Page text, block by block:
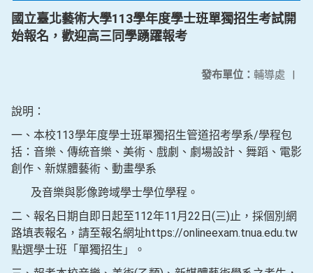
國立臺北藝術大學113學年度學士班單獨招生考試開
始報名，歡迎高三同學踴躍報考
發布單位： 輔導處 |
說明：
一、本校113學年度學士班單獨招生管道招考學系/學程包
括：音樂、傳統音樂、美術、戲劇、劇場設計、舞蹈、電影
創作、新媒體藝術、動畫學系
及音樂與影像跨域學士學位學程。
二、報名日期自即日起至112年11月22日(三)止，採個別網
路填表報名，請至報名網址https://onlineexam.tnua.edu.tw
點選學士班「單獨招生」。